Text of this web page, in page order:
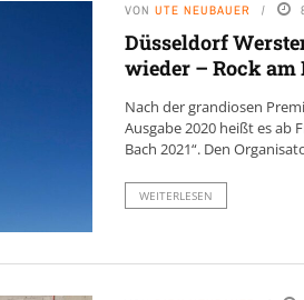
VON UTE NEUBAUER
Düsseldorf
wieder – Rock am
Nach der grandiosen
Ausgabe 2020 heißt es ab
Bach 2021“. Den
WEITERLESEN